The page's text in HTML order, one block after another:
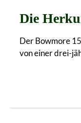
Die
Der Bowmore
von einer drei-